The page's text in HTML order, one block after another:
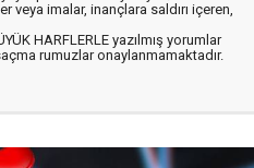
veya imalar, inançlara saldırı içeren,
HARFLERLE yazılmış yorumlar
rumuzlar onaylanmamaktadır.